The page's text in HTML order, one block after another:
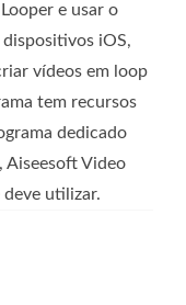
e usar o
iOS,
vídeos em loop
tem recursos
dedicado
Aiseesoft Video
deve utilizar.